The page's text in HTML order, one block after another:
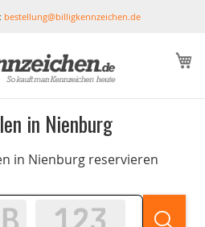
bestellung@billigkennzeichen.de
in Nienburg
in Nienburg reservieren